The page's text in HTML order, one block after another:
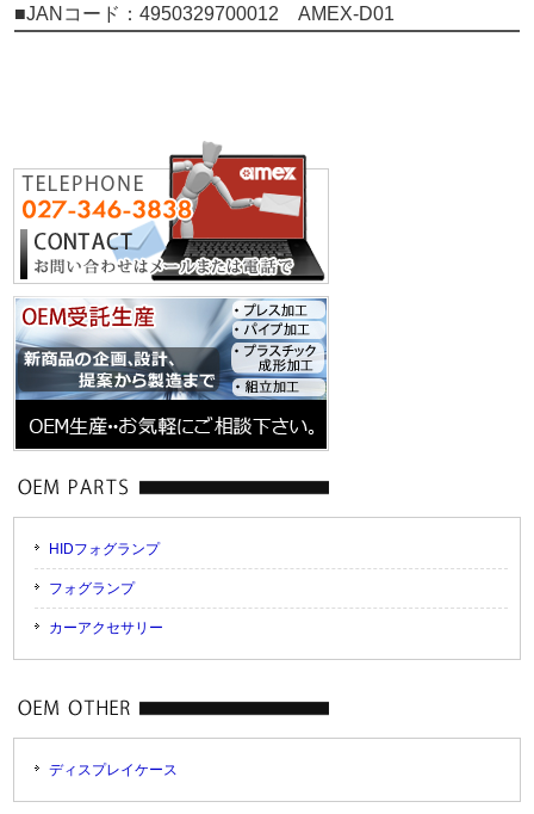
■JANコード：4950329700012 AMEX-D01
HIDフォグランプ
フォグランプ
カーアクセサリー
ディスプレイケース